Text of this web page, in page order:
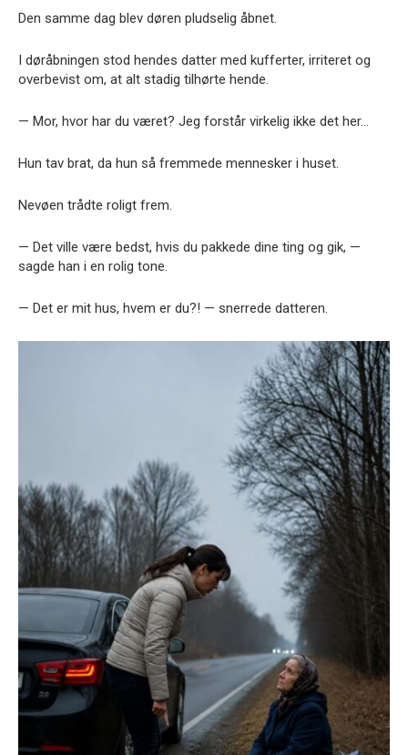
Den samme dag blev døren pludselig åbnet.
I døråbningen stod hendes datter med kufferter, irriteret og
overbevist om, at alt stadig tilhørte hende.
— Mor, hvor har du været? Jeg forstår virkelig ikke det her…
Hun tav brat, da hun så fremmede mennesker i huset.
Nevøen trådte roligt frem.
— Det ville være bedst, hvis du pakkede dine ting og gik, —
sagde han i en rolig tone.
— Det er mit hus, hvem er du?! — snerrede datteren.